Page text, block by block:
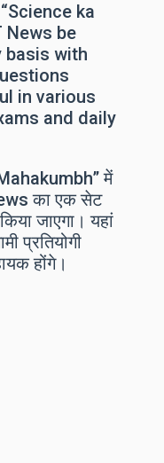
ka
News be
basis with
in various
and daily
में
का एक सेट
जाएगा। यहां
प्रतियोगी
होंगे।